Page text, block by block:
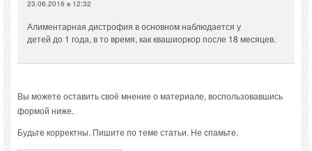
23.06.2016 в 12:32
Алиментарная дистрофия в основном наблюдается у
детей до 1 года, в то время, как квашиоркор после 18 месяцев.
Вы можете оставить своё мнение о материале, воспользовавшись
формой ниже.
Будьте корректны. Пишите по теме статьи. Не спамьте.